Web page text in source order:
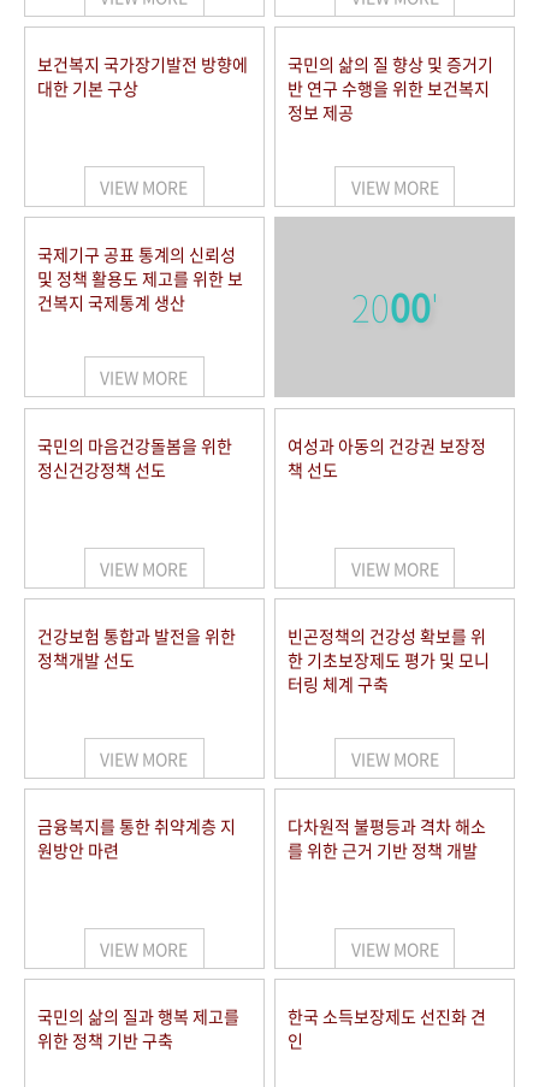
보건복지 국가장기발전 방향에
대한 기본 구상
VIEW MORE
국민의 삶의 질 향상 및 증거기
반 연구 수행을 위한 보건복지
정보 제공
VIEW MORE
국제기구 공표 통계의 신뢰성
및 정책 활용도 제고를 위한 보
건복지 국제통계 생산
VIEW MORE
2000'
국민의 마음건강돌봄을 위한
정신건강정책 선도
VIEW MORE
여성과 아동의 건강권 보장정
책 선도
VIEW MORE
건강보험 통합과 발전을 위한
정책개발 선도
VIEW MORE
빈곤정책의 건강성 확보를 위
한 기초보장제도 평가 및 모니
터링 체계 구축
VIEW MORE
금융복지를 통한 취약계층 지
원방안 마련
VIEW MORE
다차원적 불평등과 격차 해소
를 위한 근거 기반 정책 개발
VIEW MORE
국민의 삶의 질과 행복 제고를
위한 정책 기반 구축
한국 소득보장제도 선진화 견
인